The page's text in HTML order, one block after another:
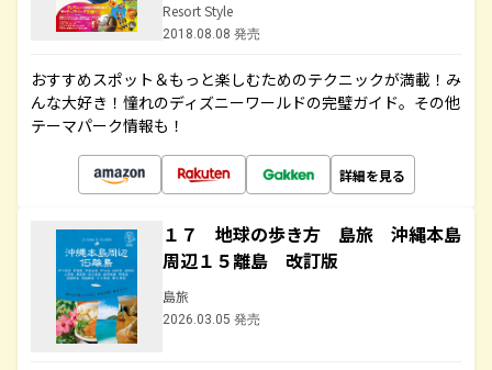
Resort Style
2018.08.08 発売
おすすめスポット＆もっと楽しむためのテクニックが満載！み
んな大好き！憧れのディズニーワールドの完璧ガイド。その他
テーマパーク情報も！
詳細を見る
１７ 地球の歩き方 島旅 沖縄本島
周辺１５離島 改訂版
島旅
2026.03.05 発売